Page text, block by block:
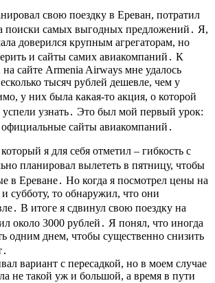
свою поездку в Ереван, потратил
поиски самых выгодных предложений․ Я,
доверился крупным агрегаторам, но
и сайты самих авиакомпаний․ К
сайте Armenia Airways мне удалось
тысяч рублей дешевле, чем у
у них была какая-то акция, о которой
успели узнать․ Это был мой первый урок:
официальные сайты авиакомпаний․
я для себя отметил – гибкость с
планировал вылететь в пятницу, чтобы
в Ереване․ Но когда я посмотрел цены на
субботу, то обнаружил, что они
В итоге я сдвинул свою поездку на
около 3000 рублей․ Я понял, что иногда
одним днем, чтобы существенно снизить
вариант с пересадкой, но в моем случае
не такой уж и большой, а время в пути